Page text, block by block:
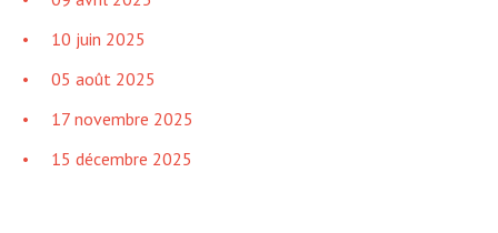
10 juin 2025
05 août 2025
17 novembre 2025
15 décembre 2025